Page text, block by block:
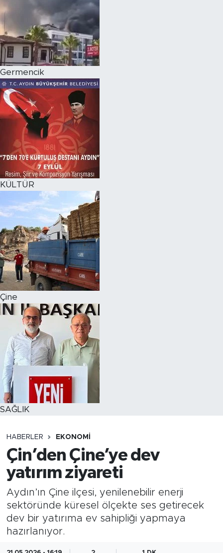
Germencik
KÜLTÜR
Çine
SAĞLIK
HABERLER EKONOMİ
Çin’den Çine’ye dev
yatırım ziyareti
Aydın’ın Çine ilçesi, yenilenebilir enerji
sektöründe küresel ölçekte ses getirecek
dev bir yatırıma ev sahipliği yapmaya
hazırlanıyor.